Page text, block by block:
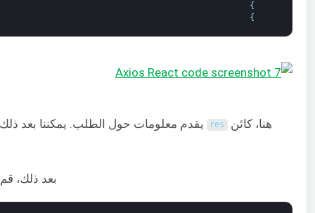
}
}
هنا، كائن res يقدم معلومات حول الطلب. يمكننا بعد
بعد ذلك،